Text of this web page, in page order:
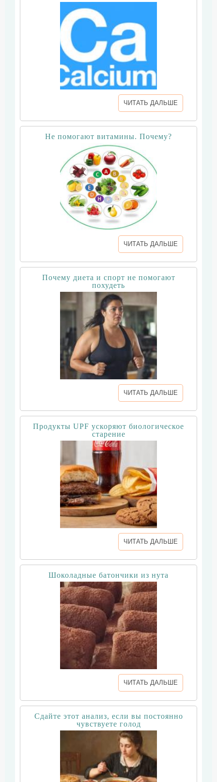
ЧИТАТЬ ДАЛЬШЕ
Не помогают витамины. Почему?
ЧИТАТЬ ДАЛЬШЕ
Почему диета и спорт не помогают
похудеть
ЧИТАТЬ ДАЛЬШЕ
Продукты UPF ускоряют биологическое
старение
ЧИТАТЬ ДАЛЬШЕ
Шоколадные батончики из нута
ЧИТАТЬ ДАЛЬШЕ
Сдайте этот анализ, если вы постоянно
чувствуете голод